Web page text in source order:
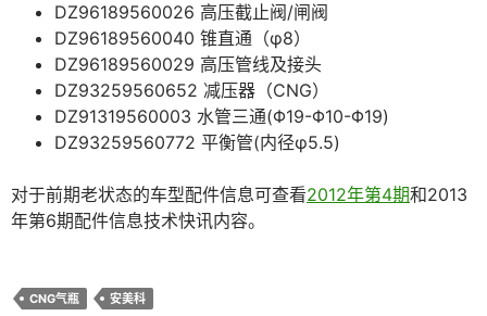
DZ96189560026 高压截止阀/闸阀
DZ96189560040 锥直通（φ8）
DZ96189560029 高压管线及接头
DZ93259560652 减压器（CNG）
DZ91319560003 水管三通(Φ19-Φ10-Φ19)
DZ93259560772 平衡管(内径φ5.5)
对于前期老状态的车型配件信息可查看2012年第4期和2013
年第6期配件信息技术快讯内容。
CNG气瓶 安美科